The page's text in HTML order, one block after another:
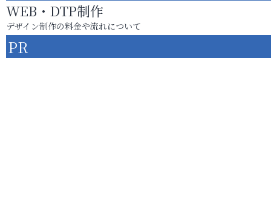
WEB・DTP制作
デザイン制作の料金や流れについて
PR